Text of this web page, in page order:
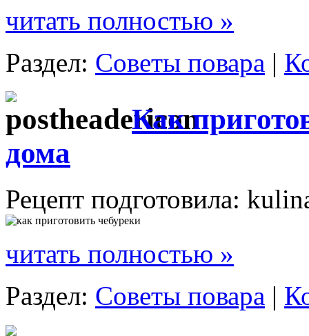
читать полностью »
Раздел: Советы повара |
Как
дома
Рецепт подготовила:
читать полностью »
Раздел: Советы повара |